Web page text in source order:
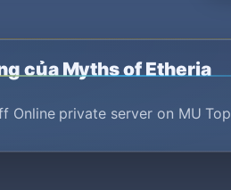
của Myths of Etheria
private server on MU Top